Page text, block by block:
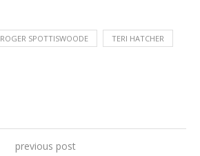
ROGER SPOTTISWOODE TERI HATCHER
previous post